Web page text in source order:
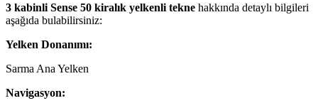
3 kabinli Sense 50 kiralık yelkenli tekne hakkında detaylı bilgileri
aşağıda bulabilirsiniz:
Yelken Donanımı:
Sarma Ana Yelken
Navigasyon: